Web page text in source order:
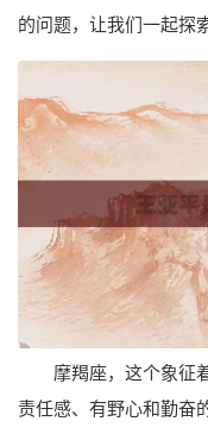
的问题，让我们一起探
摩羯座，这个象征
责任感、有野心和勤奋